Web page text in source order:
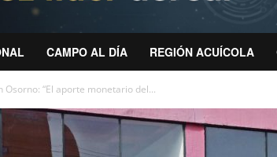
CAMPO AL DÍA REGIÓN ACUÍCOLA
“El aporte monetario del...